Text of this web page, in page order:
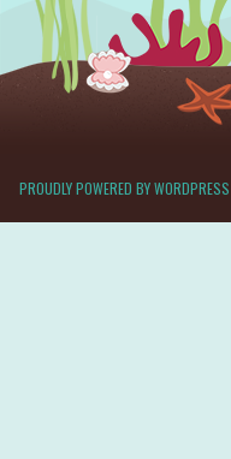
PROUDLY POWERED BY WORDPRESS